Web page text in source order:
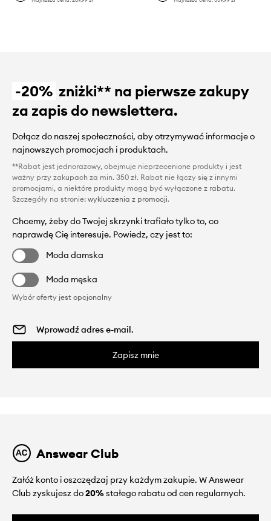
-20% zniżki** na pierwsze zakupy
za zapis do newslettera.
Dołącz do naszej społeczności, aby otrzymywać informacje o
najnowszych promocjach i produktach.
**Rabat jest jednorazowy, obejmuje nieprzecenione produkty i jest
ważny przy zakupach za min. 350 zł. Rabat nie łączy się z innymi
promocjami, a niektóre produkty mogą być wyłączone z rabatu.
Szczegóły na stronie: wykluczenia z promocji.
Chcemy, żeby do Twojej skrzynki trafiało tylko to, co
naprawdę Cię interesuje. Powiedz, czy jest to:
Moda damska
Moda męska
Wybór oferty jest opcjonalny
Zapisz mnie
Answear Club
Załóż konto i oszczędzaj przy każdym zakupie. W Answear
Club zyskujesz do20%stałego rabatu od cen regularnych.